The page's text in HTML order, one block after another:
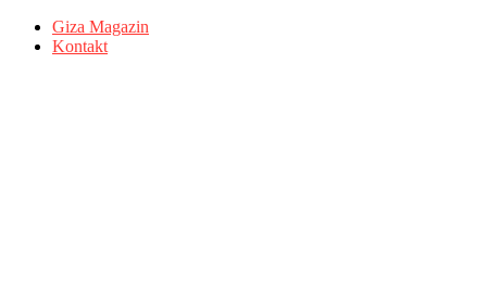
Giza Magazin
Kontakt